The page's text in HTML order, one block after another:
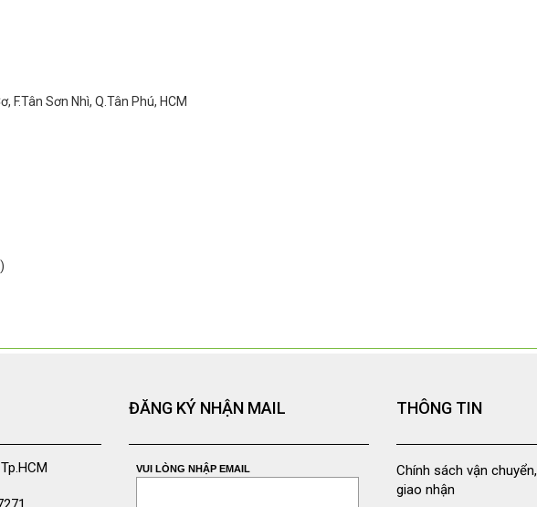
F.Tân Sơn Nhì, Q.Tân Phú, HCM
ĐĂNG KÝ NHẬN MAIL
VUI LÒNG NHẬP EMAIL
THÔNG TIN
Chính sách vận chuyển,
giao nhận